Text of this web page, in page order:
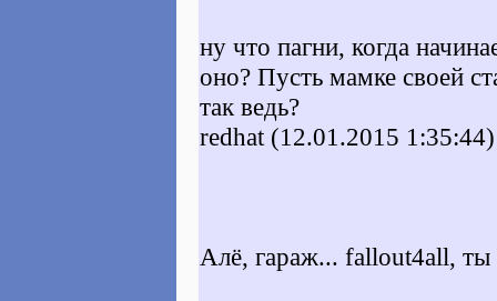
ну что пагни, когда
оно? Пусть мамке своей
так ведь?
redhat (12.01.2015 1:35:44)
Алё, гараж... fallout4all,